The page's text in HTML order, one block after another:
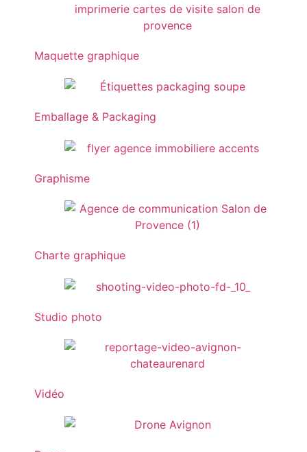
Maquette graphique
Emballage & Packaging
Graphisme
Charte graphique
Studio photo
Vidéo